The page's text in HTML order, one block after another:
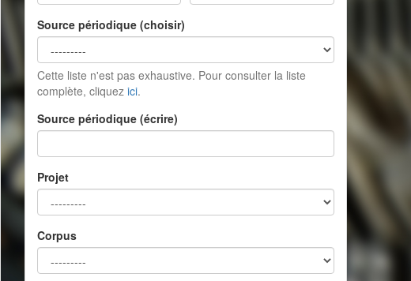
Source périodique (choisir)
Cette liste n'est pas exhaustive. Pour consulter la liste
complète, cliquez ici.
Source périodique (écrire)
Projet
Corpus